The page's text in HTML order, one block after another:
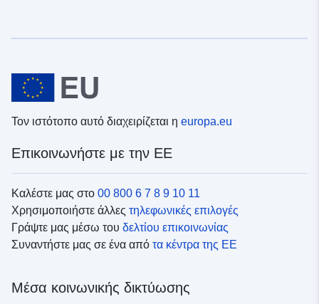
Τον ιστότοπο αυτό διαχειρίζεται η europa.eu
Επικοινωνήστε με την ΕΕ
Καλέστε μας στο 00 800 6 7 8 9 10 11
Χρησιμοποιήστε άλλες τηλεφωνικές επιλογές
Γράψτε μας μέσω του δελτίου επικοινωνίας
Συναντήστε μας σε ένα από τα κέντρα της ΕΕ
Μέσα κοινωνικής δικτύωσης